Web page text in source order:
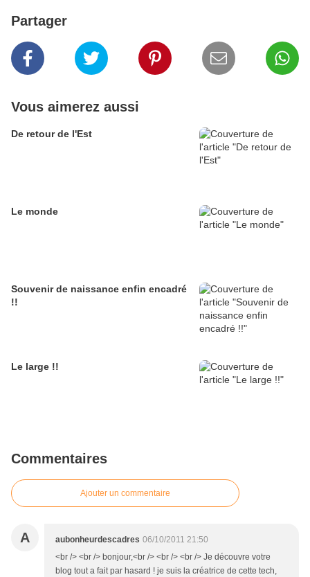
Partager
Vous aimerez aussi
De retour de l'Est
Le monde
Souvenir de naissance enfin encadré
!!
Le large !!
Commentaires
Ajouter un commentaire
A aubonheurdescadres 06/10/2011 21:50
<br /> <br /> bonjour,<br /> <br /> <br /> Je découvre votre
blog tout a fait par hasard ! je suis la créatrice de cette tech,